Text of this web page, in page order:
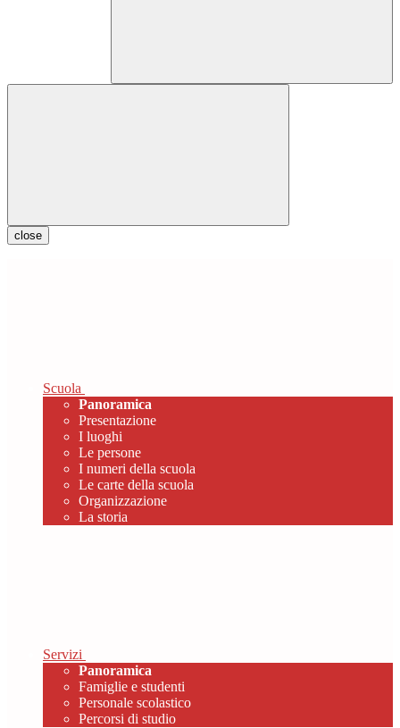
close
Scuola
Panoramica
Presentazione
I luoghi
Le persone
I numeri della scuola
Le carte della scuola
Organizzazione
La storia
Servizi
Panoramica
Famiglie e studenti
Personale scolastico
Percorsi di studio